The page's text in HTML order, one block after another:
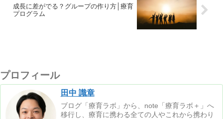
成長に差がでる？グループの作り方│療育
プログラム
プロフィール
田中 識章
ブログ「療育ラボ」から、note「療育ラボ＋」へ
移行し、療育に携わる全ての人やこれから携わり